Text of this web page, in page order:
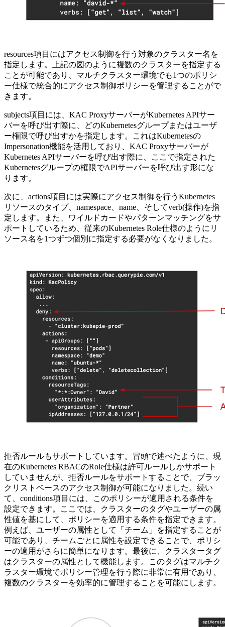
resources項目にはアクセス制御を行う対象のクラスター名を
指定します。上記の図のように複数のクラスターを指定する
ことが可能であり、マルチクラスター環境でも1つのポリシ
ー仕様で統合的にアクセス制御ポリシーを管理することがで
きます。
subjects項目には、KAC ProxyサーバーがKubernetes APIサー
バーを呼び出す際に、どのKubernetesグループまたはユーザ
ー権限で呼び出すかを指定します。これはKubernetesの
Impersonation機能を活用しており、KAC Proxyサーバーが
Kubernetes APIサーバーを呼び出す際に、ここで指定された
Kubernetesグループの権限でAPIサーバーを呼び出す形にな
ります。
次に、actions項目には実際にアクセス制御を行うKubernetes
リソースのタイプ、namespace、name、そしてverb(操作)を指
定します。また、ワイルドカードやパターンマッチングをサ
ポートしているため、従来のKubernetes Role仕様のようにリ
ソース名を1つずつ個別に指定する必要がなくなりました。
拒否ルールもサポートしています。冒頭で述べたように、現
在のKubernetes RBACのRole仕様は許可ルールしかサポート
していませんが、拒否ルールをサポートすることで、ブラッ
クリストベースのアクセス制御が可能になりました。続い
て、conditions項目には、このポリシーが適用される条件を
設定できます。ここでは、クラスターのタグやユーザーの属
性値を基にして、ポリシーを適用する条件を指定できます。
例えば、ユーザーの属性として「チーム」を指定することが
可能であり、チームごとに属性を設定できることで、ポリシ
ーの適用がさらに簡単になります。最後に、クラスタータグ
はクラスターの属性として機能します。このタグはマルチク
ラスター環境でポリシー管理を行う際に非常に有用であり、
複数のクラスターを効率的に管理することを可能にします。